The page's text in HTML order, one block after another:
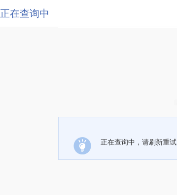
正在查询中
正在查询中，请刷新重试